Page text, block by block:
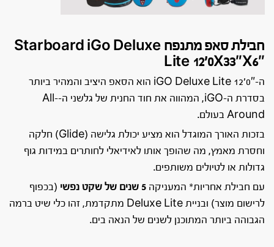
חבילת סאפ מתנפח Starboard iGo Deluxe
Lite 12’0X33″X6″
ה-iGO Deluxe Lite 12’0″ הוא הסאפ היציב והמהיר ביותר
בסדרת ה-iGO, המהווה את חוד החנית של גלשני ה-All-
Around בעולם.
בזכות האורך המוגדל הוא מציע יכולת גלישה (Glide) חלקה
וחסרת מאמץ, מה שהופך אותו לאידיאלי לחותרים במידות גוף
גדולות או לטיולים משותפים.
עם חבילת אחריות* המעניקה 5 שנים של שקט נפשי (בכפוף
לרישום מוצר) ובניית Deluxe Lite מתקדמת, זהו כלי שיט ברמה
הגבוהה ביותר המתוכנן לשנים של הנאה בים.